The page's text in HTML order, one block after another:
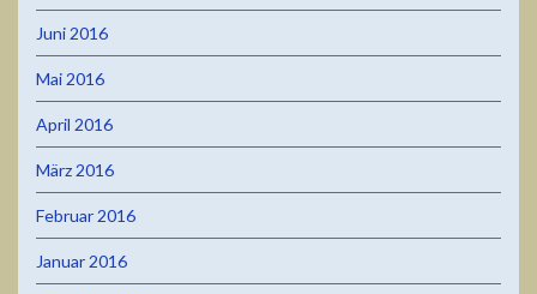
Juni 2016
Mai 2016
April 2016
März 2016
Februar 2016
Januar 2016